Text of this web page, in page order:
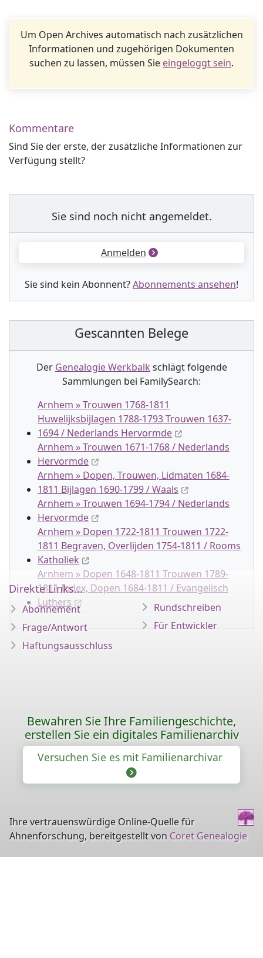
Um Open Archives automatisch nach zusätzlichen
Informationen und zugehörigen Dokumenten
suchen zu lassen, müssen Sie eingeloggt sein.
Kommentare
Sind Sie der erste, der zusätzliche Informationen zur
Verfügung stellt?
Sie sind noch nicht angemeldet.
Anmelden
Sie sind kein Abonnent?Abonnements ansehen!
Gescannten Belege
Der Genealogie Werkbalk schlägt folgende
Sammlungen bei FamilySearch:
Arnhem » Trouwen 1768-1811
Huwelijksbijlagen 1788-1793 Trouwen 1637-
1694 / Nederlands Hervormde
Arnhem » Trouwen 1671-1768 / Nederlands
Hervormde
Arnhem » Dopen, Trouwen, Lidmaten 1684-
1811 Bijlagen 1690-1799 / Waals
Arnhem » Trouwen 1694-1794 / Nederlands
Hervormde
Arnhem » Dopen 1722-1811 Trouwen 1722-
1811 Begraven, Overlijden 1754-1811 / Rooms
Katholiek
Arnhem » Dopen 1648-1811 Trouwen 1789-
1811 Index, Dopen 1684-1811 / Evangelisch
Luthers
Direkte Links...
Abonnement
Frage/Antwort
Haftungsausschluss
Rundschreiben
Für Entwickler
Bewahren Sie Ihre Familiengeschichte,
erstellen Sie ein digitales Familienarchiv
Versuchen Sie es mit Familienarchivar
Ihre vertrauenswürdige Online-Quelle für
Ahnenforschung, bereitgestellt von Coret Genealogie